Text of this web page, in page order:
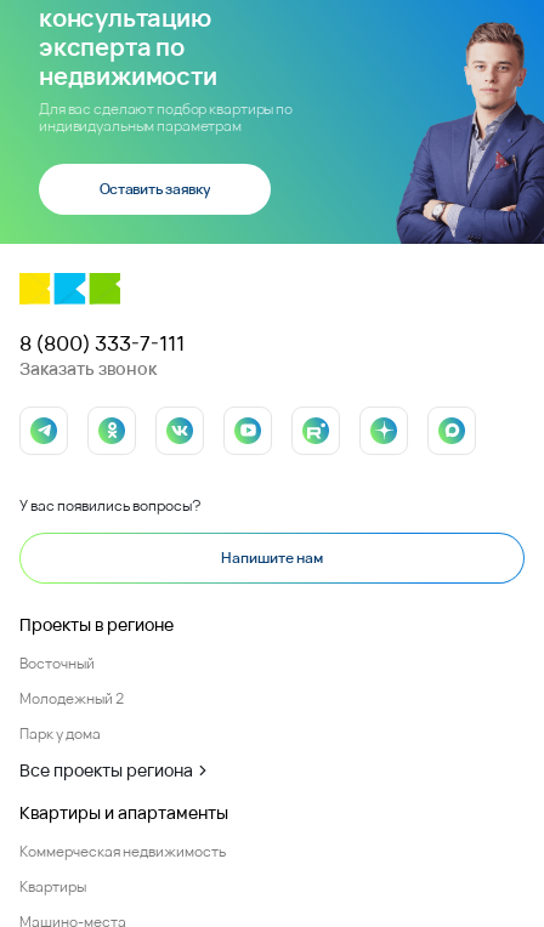
консультацию
эксперта по
недвижимости
Для вас сделают подбор квартиры по
индивидуальным параметрам
Оставить заявку
8 (800) 333-7-111
Заказать звонок
У вас появились вопросы?
Напишите нам
Проекты в регионе
Восточный
Молодежный 2
Парк у дома
Все проекты региона
Квартиры и апартаменты
Коммерческая недвижимость
Квартиры
Машино-места